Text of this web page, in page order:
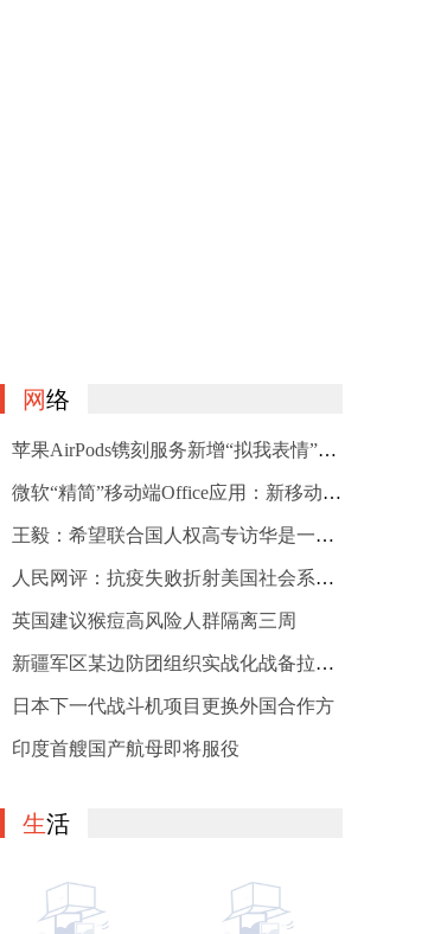
网络
苹果AirPods镌刻服务新增“拟我表情”：新增29款定制表情可选
微软“精简”移动端Office应用：新移动端Office应用将集成文件的云同步
王毅：希望联合国人权高专访华是一次增进了解、加强合作、正本清源之旅
人民网评：抗疫失败折射美国社会系统性危机
英国建议猴痘高风险人群隔离三周
新疆军区某边防团组织实战化战备拉动考核
日本下一代战斗机项目更换外国合作方
印度首艘国产航母即将服役
生活